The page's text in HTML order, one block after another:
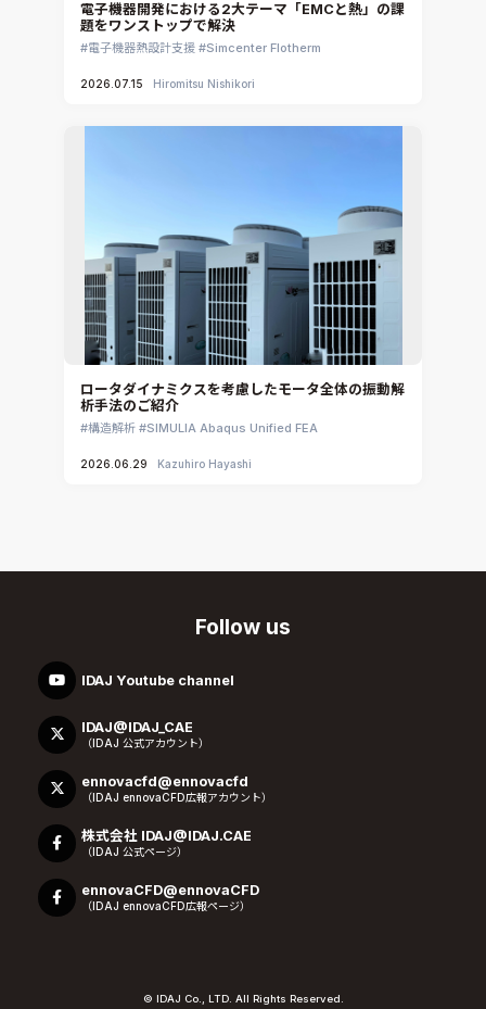
電子機器開発における2大テーマ「EMCと熱」の課
題をワンストップで解決
電子機器熱設計支援 Simcenter Flotherm
2026.07.15 Hiromitsu Nishikori
ロータダイナミクスを考慮したモータ全体の振動解
析手法のご紹介
構造解析 SIMULIA Abaqus Unified FEA
2026.06.29 Kazuhiro Hayashi
Follow us
IDAJ Youtube channel
IDAJ@IDAJ_CAE
（IDAJ 公式アカウント）
ennovacfd@ennovacfd
（IDAJ ennovaCFD広報アカウント）
株式会社 IDAJ@IDAJ.CAE
（IDAJ 公式ページ）
ennovaCFD@ennovaCFD
（IDAJ ennovaCFD広報ページ）
© IDAJ Co., LTD. All Rights Reserved.